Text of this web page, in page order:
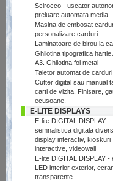
Scirocco - uscator
preluare automata media
Masina de embosat
personalizare carduri
Laminatoare de birou la
Ghilotina tipografica hartie
A3. Ghilotina foi metal
Taietor automat de
Cutter digital sau manual
carti de vizita. Finisare,
ecusoane.
E-LITE DISPLAYS
E-lite DIGITAL DISPLAY -
semnalistica digitala
display interactiv, kioskuri
interactive, videowall
E-lite DIGITAL DISPLAY -
LED interior exterior,
transparente